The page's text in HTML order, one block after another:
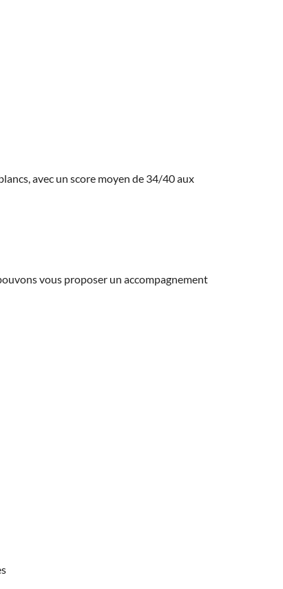
avec un score moyen de 34/40 aux
vous proposer un accompagnement